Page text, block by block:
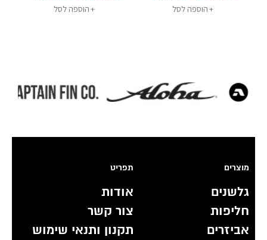
הוספה לסל הוספה לסל
מוצרים
גלשנים
חליפות
אביזרים
תפריט
אודות
צור קשר
תקנון ותנאי שימוש